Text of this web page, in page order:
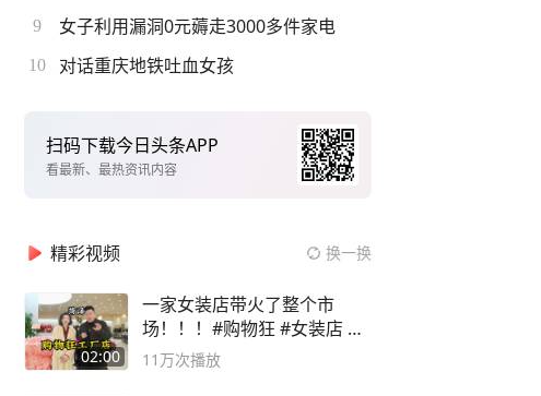
9 女子利用漏洞0元薅走3000多件家电
10 对话重庆地铁吐血女孩
扫码下载今日头条APP
看最新、最热资讯内容
精彩视频 换一换
02:00
一家女装店带火了整个市
场！！！#购物狂 #女装店 #
高品质女装
11万次播放